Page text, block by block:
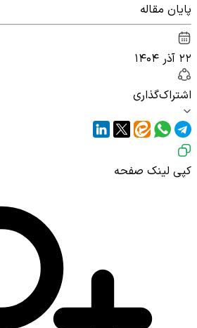
پایان مقاله
۲۲ آذر ۱۴۰۴
اشتراک‌گذاری
کپی لینک صفحه